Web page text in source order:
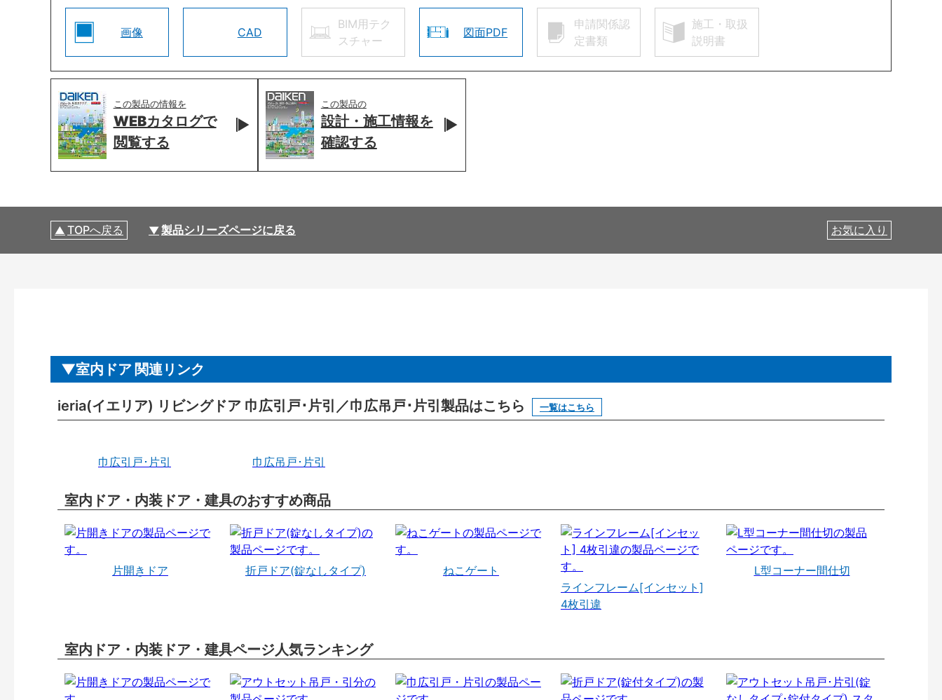
画像 CAD
BIM用テク
スチャー
図面PDF
申請関係認
定書類
施工・取扱
説明書
この製品の情報を
WEBカタログで
閲覧する
この製品の
設計・施工情報を
確認する
TOPへ戻る 製品シリーズページに戻る お気に入り
室内ドア 関連リンク
ieria(イエリア) リビングドア 巾広引戸･片引／巾広吊戸･片引製品はこちら 一覧はこちら
巾広引戸･片引 巾広吊戸･片引
室内ドア・内装ドア・建具のおすすめ商品
片開きドア 折戸ドア(錠なしタイプ)
ねこゲート
ラインフレーム[インセット]
4枚引違
L型コーナー間仕切
室内ドア・内装ドア・建具ページ人気ランキング